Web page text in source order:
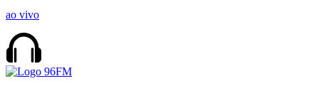
ao vivo